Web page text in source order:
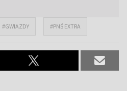
#GWIAZDY #PNŚ EXTRA